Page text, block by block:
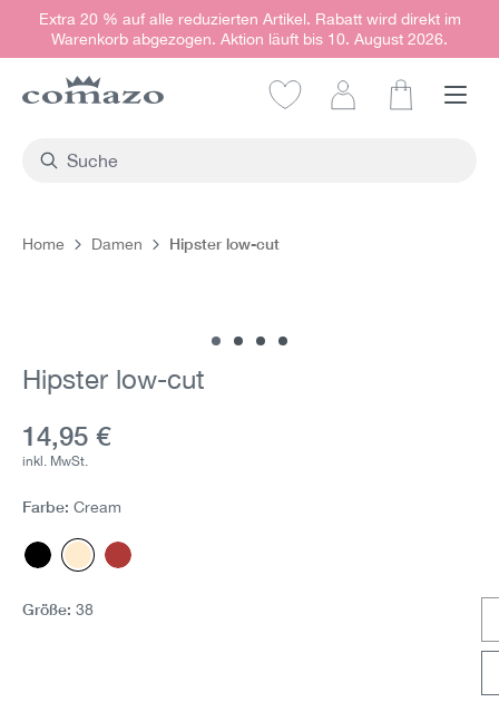
springen
Extra 20 % auf alle reduzierten Artikel. Rabatt wird direkt im
Warenkorb abgezogen. Aktion läuft bis 10. August 2026.
Home Damen Hipster low-cut
Hipster low-cut
Aktueller Preis:
14,95 €
inkl. MwSt.
Farbe: Cream
Schwarz
CreamBerry
Größe: 38